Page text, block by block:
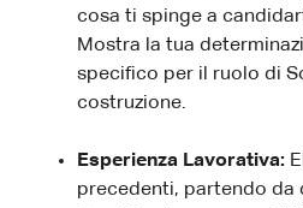
cosa ti spinge a
Mostra la tua
specifico per il ruolo di
costruzione.
Esperienza Lavorativa:
precedenti, partendo da